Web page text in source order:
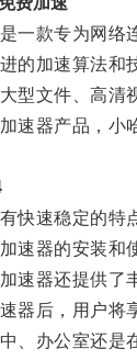
款专为网络连
加速算法和技
文件、高清视
器产品，小哈
速稳定的特点
器的安装和使
器还提供了丰
后，用户将享
办公室还是在